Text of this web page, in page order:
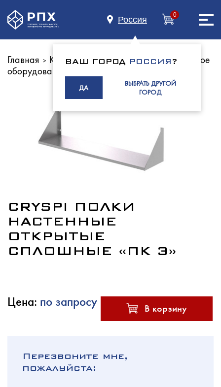
Россия
ВАШ ГОРОД РОССИЯ ?
ДА
ВЫБРАТЬ ДРУГОЙ
ГОРОД
0
Каталог
Индустриям
Новости
Для покупателей
Главная > Каталог оборудования>Нейтральное
оборудование
CRYSPI ПОЛКИ
НАСТЕННЫЕ
ОТКРЫТЫЕ
СПЛОШНЫЕ «ПК Э»
Цена: по запросу В корзину
Перезвоните мне,
пожалуйста: